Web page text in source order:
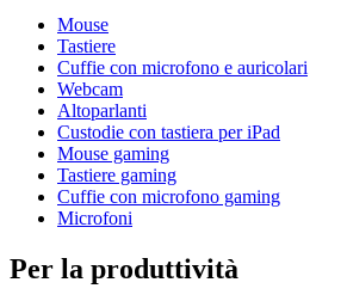
Mouse
Tastiere
Cuffie con microfono e auricolari
Webcam
Altoparlanti
Custodie con tastiera per iPad
Mouse gaming
Tastiere gaming
Cuffie con microfono gaming
Microfoni
Per la produttività